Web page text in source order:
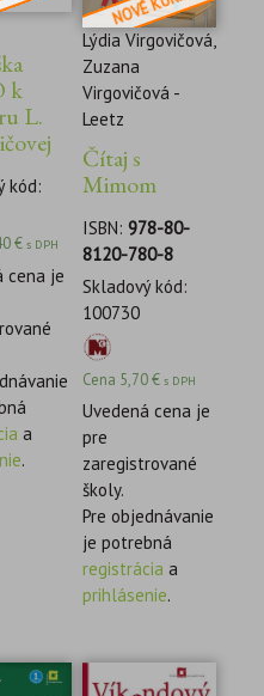
k
L.
kód:
€ s DPH
cena je
a
.
Lýdia Virgovičová,
Zuzana
Virgovičová -
Leetz
Čítaj s
Mimom
ISBN: 978-80-
8120-780-8
Skladový kód:
100730
Cena 5,70€ s DPH
Uvedená cena je
pre
zaregistrované
školy.
Pre objednávanie
je potrebná
registrácia a
prihlásenie.